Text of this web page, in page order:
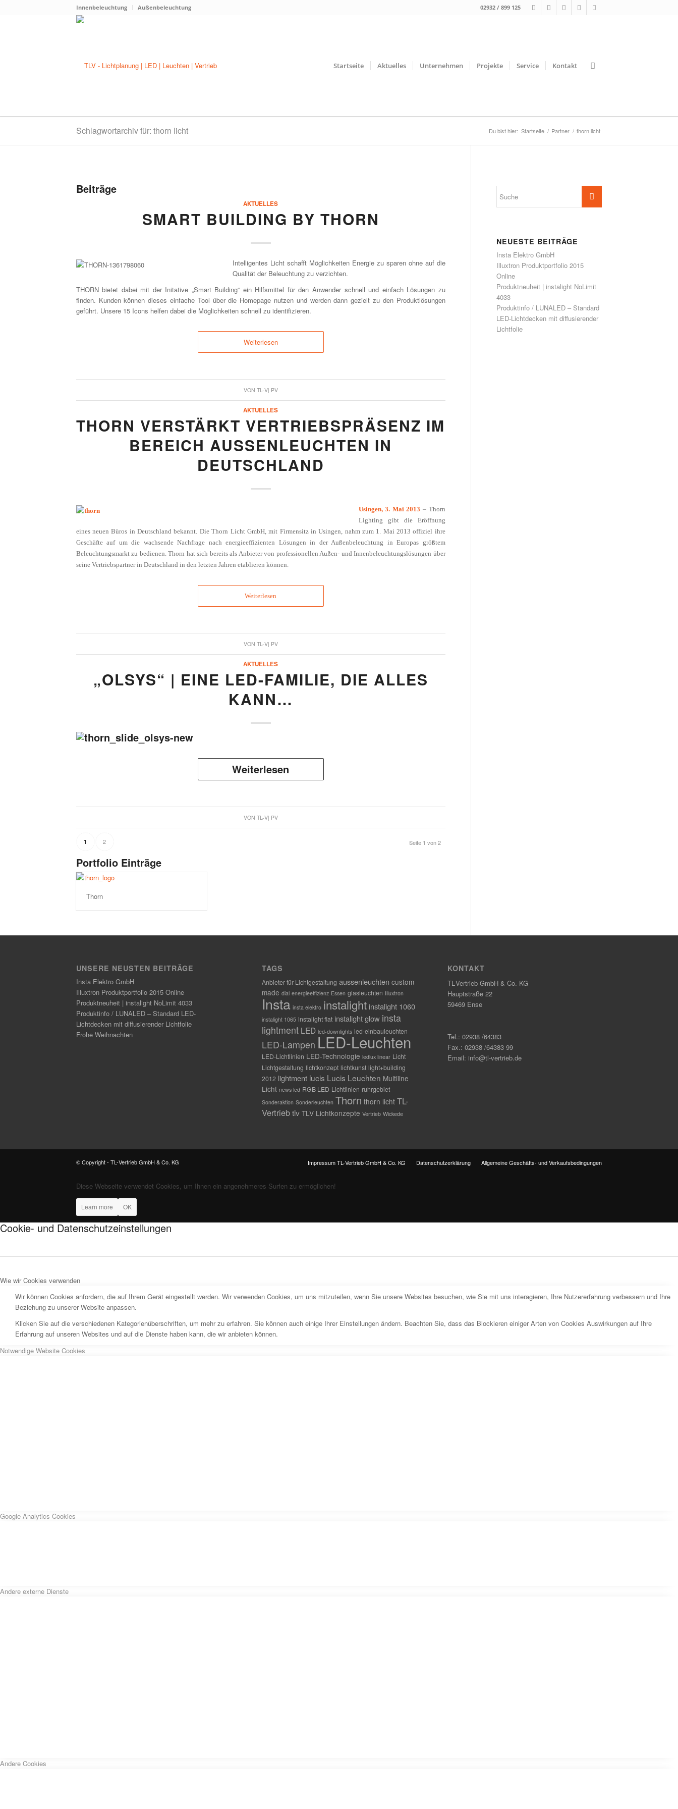
Innenbeleuchtung Außenbeleuchtung 02932 / 899 125
Startseite Aktuelles Unternehmen Projekte Service Kontakt
Schlagwortarchiv für: thorn licht Du bist hier: Startseite / Partner / thorn licht
Beiträge
AKTUELLES
SMART BUILDING BY THORN
Intelligentes Licht schafft Möglichkeiten Energie zu sparen ohne auf die
Qualität der Beleuchtung zu verzichten.
THORN bietet dabei mit der Initative „Smart Building“ ein Hilfsmittel für den Anwender schnell und einfach Lösungen zu
finden. Kunden können dieses einfache Tool über die Homepage nutzen und werden dann gezielt zu den Produktlösungen
geführt. Unsere 15 Icons helfen dabei die Möglichkeiten schnell zu identifizieren.
Weiterlesen
VON TL-V| PV
AKTUELLES
THORN VERSTÄRKT VERTRIEBSPRÄSENZ IM
BEREICH AUSSENLEUCHTEN IN D
EUTSCHLAND
Usingen, 3. Mai 2013 – Thorn
Lighting gibt die Eröffnung
eines neuen Büros in Deutschland bekannt. Die Thorn Licht GmbH, mit Firmensitz in Usingen, nahm zum 1. Mai 2013 offiziel ihre
Geschäfte auf um die wachsende Nachfrage nach energieeffizienten Lösungen in der Außenbeleuchtung in Europas größtem
Beleuchtungsmarkt zu bedienen. Thorn hat sich bereits als Anbieter von professionellen Außen- und Innenbeleuchtungslösungen über
seine Vertriebspartner in Deutschland in den letzten Jahren etablieren können.
Weiterlesen
VON TL-V| PV
AKTUELLES
„OLSYS“ | EINE LED-FAMILIE, DIE ALLES
KANN…
Weiterlesen
VON TL-V| PV
Seite 1 von 2
1 2
Portfolio Einträge
Thorn
NEUESTE BEITRÄGE
Insta Elektro GmbH
Illuxtron Produktportfolio 2015
Online
Produktneuheit | instalight NoLimit
4033
Produktinfo / LUNALED – Standard
LED-Lichtdecken mit diffusierender
Lichtfolie
UNSERE NEUSTEN BEITRÄGE
Insta Elektro GmbH
Illuxtron Produktportfolio 2015 Online
Produktneuheit | instalight NoLimit 4033
Produktinfo / LUNALED – Standard LED-
Lichtdecken mit diffusierender Lichtfolie
Frohe Weihnachten
TAGS
Anbieter für Lichtgestaltung aussenleuchten custom
made dial energieeffizienz Essen glasleuchten Illuxtron
Insta insta elektro instalight instalight 1060
instalight 1065 instalight flat instalight glow insta
lightment LED led-downlights led-einbauleuchten
LED-Lampen LED-Leuchten
LED-Lichtlinien LED-Technologie ledlux linear Licht
Lichtgestaltung lichtkonzept lichtkunst light+building
2012 lightment lucis Lucis Leuchten Multiline
Licht news led RGB LED-Lichtlinien ruhrgebiet
Sonderaktion Sonderleuchten Thorn thorn licht TL-
Vertriebtlv TLV Lichtkonzepte Vertrieb Wickede
KONTAKT
TL-Vertrieb GmbH & Co. KG
Hauptstraße 22
59469 Ense
Tel.: 02938 /64383
Fax.: 02938 /64383 99
Email: info@tl-vertrieb.de
© Copyright - TL-Vertrieb GmbH & Co. KG Impressum TL-Vertrieb GmbH & Co. KG Datenschutzerklärung Allgemeine Geschäfts- und Verkaufsbedingungen
Diese Webseite verwendet Cookies, um Ihnen ein angenehmeres Surfen zu ermöglichen!
Learn more OK
Cookie- und Datenschutzeinstellungen
Wie wir Cookies verwenden
Wir können Cookies anfordern, die auf Ihrem Gerät eingestellt werden. Wir verwenden Cookies, um uns mitzuteilen, wenn Sie unsere Websites besuchen, wie Sie mit uns interagieren, Ihre Nutzererfahrung verbessern und Ihre
Beziehung zu unserer Website anpassen.
Klicken Sie auf die verschiedenen Kategorienüberschriften, um mehr zu erfahren. Sie können auch einige Ihrer Einstellungen ändern. Beachten Sie, dass das Blockieren einiger Arten von Cookies Auswirkungen auf Ihre
Erfahrung auf unseren Websites und auf die Dienste haben kann, die wir anbieten können.
Notwendige Website Cookies
Google Analytics Cookies
Andere externe Dienste
Andere Cookies